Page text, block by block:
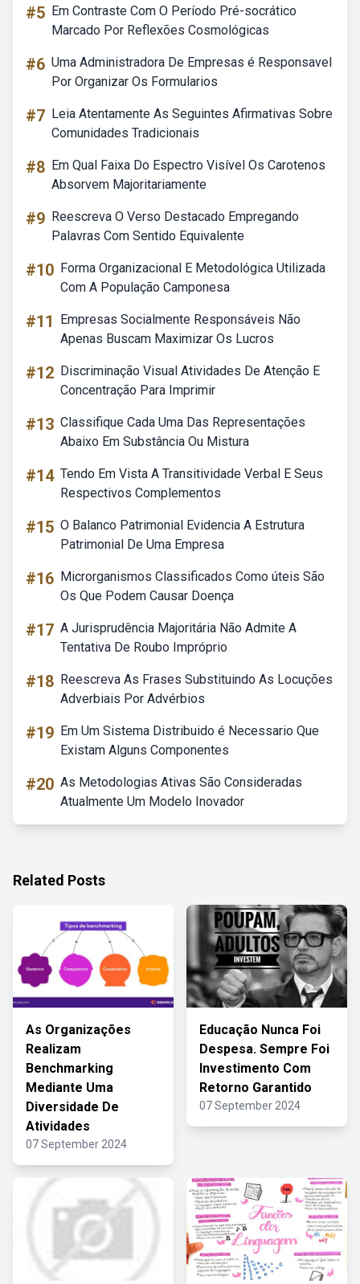
#5 Em Contraste Com O Período Pré-socrático
Marcado Por Reflexões Cosmológicas
#6 Uma Administradora De Empresas é Responsavel
Por Organizar Os Formularios
#7 Leia Atentamente As Seguintes Afirmativas Sobre
Comunidades Tradicionais
#8 Em Qual Faixa Do Espectro Visível Os Carotenos
Absorvem Majoritariamente
#9 Reescreva O Verso Destacado Empregando
Palavras Com Sentido Equivalente
#10 Forma Organizacional E Metodológica Utilizada
Com A População Camponesa
#11
Empresas Socialmente Responsáveis Não
Apenas Buscam Maximizar Os Lucros
#12 Discriminação Visual Atividades De Atenção E
Concentração Para Imprimir
#13 Classifique Cada Uma Das Representações
Abaixo Em Substância Ou Mistura
#14 Tendo Em Vista A Transitividade Verbal E Seus
Respectivos Complementos
#15 O Balanco Patrimonial Evidencia A Estrutura
Patrimonial De Uma Empresa
#16 Microrganismos Classificados Como úteis São
Os Que Podem Causar Doença
#17 A Jurisprudência Majoritária Não Admite A
Tentativa De Roubo Impróprio
#18 Reescreva As Frases Substituindo As Locuções
Adverbiais Por Advérbios
#19 Em Um Sistema Distribuido é Necessario Que
Existam Alguns Componentes
#20 As Metodologias Ativas São Consideradas
Atualmente Um Modelo Inovador
Related Posts
As Organizações
Realizam
Benchmarking
Mediante Uma
Diversidade De
Atividades
07 September 2024
Educação Nunca Foi
Despesa. Sempre Foi
Investimento Com
Retorno Garantido
07 September 2024